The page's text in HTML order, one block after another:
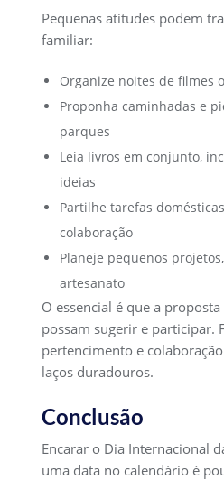
Pequenas atitudes podem
familiar:
Organize noites de filmes
Proponha caminhadas e
parques
Leia livros em conjunto,
ideias
Partilhe tarefas
colaboração
Planeje pequenos
artesanato
O essencial é que a
possam sugerir e participar.
pertencimento e
laços duradouros.
Conclusão
Encarar o Dia Internacional
uma data no calendário é